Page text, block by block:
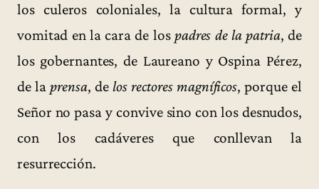
los culeros coloniales, la cultura formal, y
vomitad en la cara de los padres de la patria, de
los gobernantes, de Laureano y Ospina Pérez,
de laprensa, delos rectores magníficos, porque el
Señor no pasa y convive sino con los desnudos,
con los cadáveres que conllevan la
resurrección.